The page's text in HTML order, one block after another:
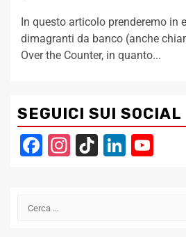
In questo articolo prenderemo in
dimagranti da banco (anche
Over the Counter, in quanto...
SEGUICI SUI SOCIAL
Facebook
Instagram
TikTok
Ricerca